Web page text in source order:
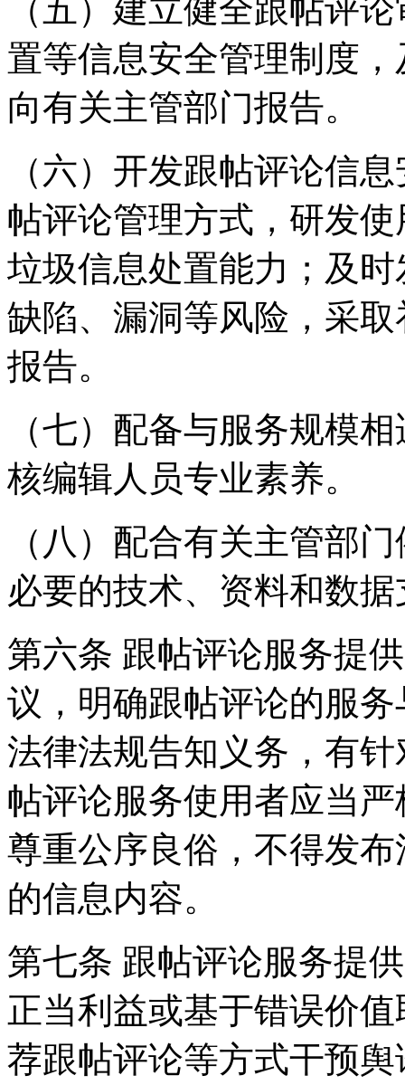
（五）建立健全跟帖评
置等信息安全管理制度
向有关主管部门报告。
（六）开发跟帖评论信
帖评论管理方式，研发
垃圾信息处置能力；及
缺陷、漏洞等风险，采
报告。
（七）配备与服务规模
核编辑人员专业素养。
（八）配合有关主管部
必要的技术、资料和数
第六条 跟帖评论服务提
议，明确跟帖评论的服
法律法规告知义务，有
帖评论服务使用者应当
尊重公序良俗，不得发
的信息内容。
第七条 跟帖评论服务提
正当利益或基于错误价
荐跟帖评论等方式干预